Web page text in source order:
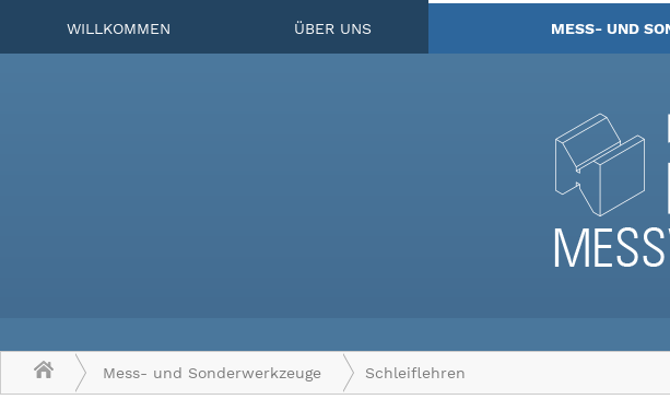
WILLKOMMEN ÜBER UNS MESS- UND
Mess- und Sonderwerkzeuge Schleiflehren